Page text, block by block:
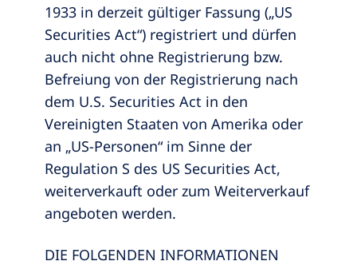
1933 in derzeit gültiger Fassung („US
Securities Act“) registriert und dürfen
auch nicht ohne Registrierung bzw.
Befreiung von der Registrierung nach
dem U.S. Securities Act in den
Vereinigten Staaten von Amerika oder
an „US-Personen“ im Sinne der
Regulation S des US Securities Act,
weiterverkauft oder zum Weiterverkauf
angeboten werden.
DIE FOLGENDEN INFORMATIONEN